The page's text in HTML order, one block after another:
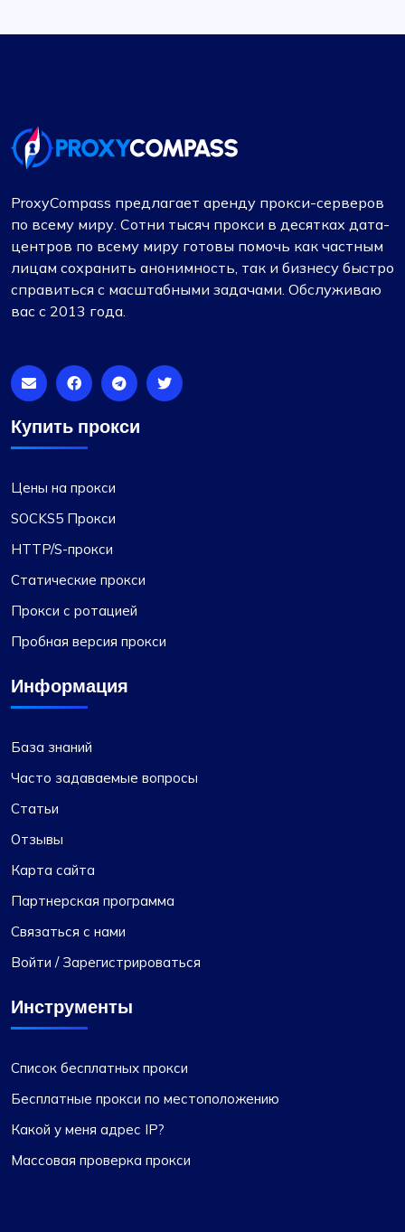
ProxyCompass предлагает аренду прокси-серверов
по всему миру. Сотни тысяч прокси в десятках дата-
центров по всему миру готовы помочь как частным
лицам сохранить анонимность, так и бизнесу быстро
справиться с масштабными задачами. Обслуживаю
вас с 2013 года.
Купить прокси
Цены на прокси
SOCKS5 Прокси
HTTP/S-прокси
Статические прокси
Прокси с ротацией
Пробная версия прокси
Информация
База знаний
Часто задаваемые вопросы
Статьи
Отзывы
Карта сайта
Партнерская программа
Связаться с нами
Войти / Зарегистрироваться
Инструменты
Список бесплатных прокси
Бесплатные прокси по местоположению
Какой у меня адрес IP?
Массовая проверка прокси